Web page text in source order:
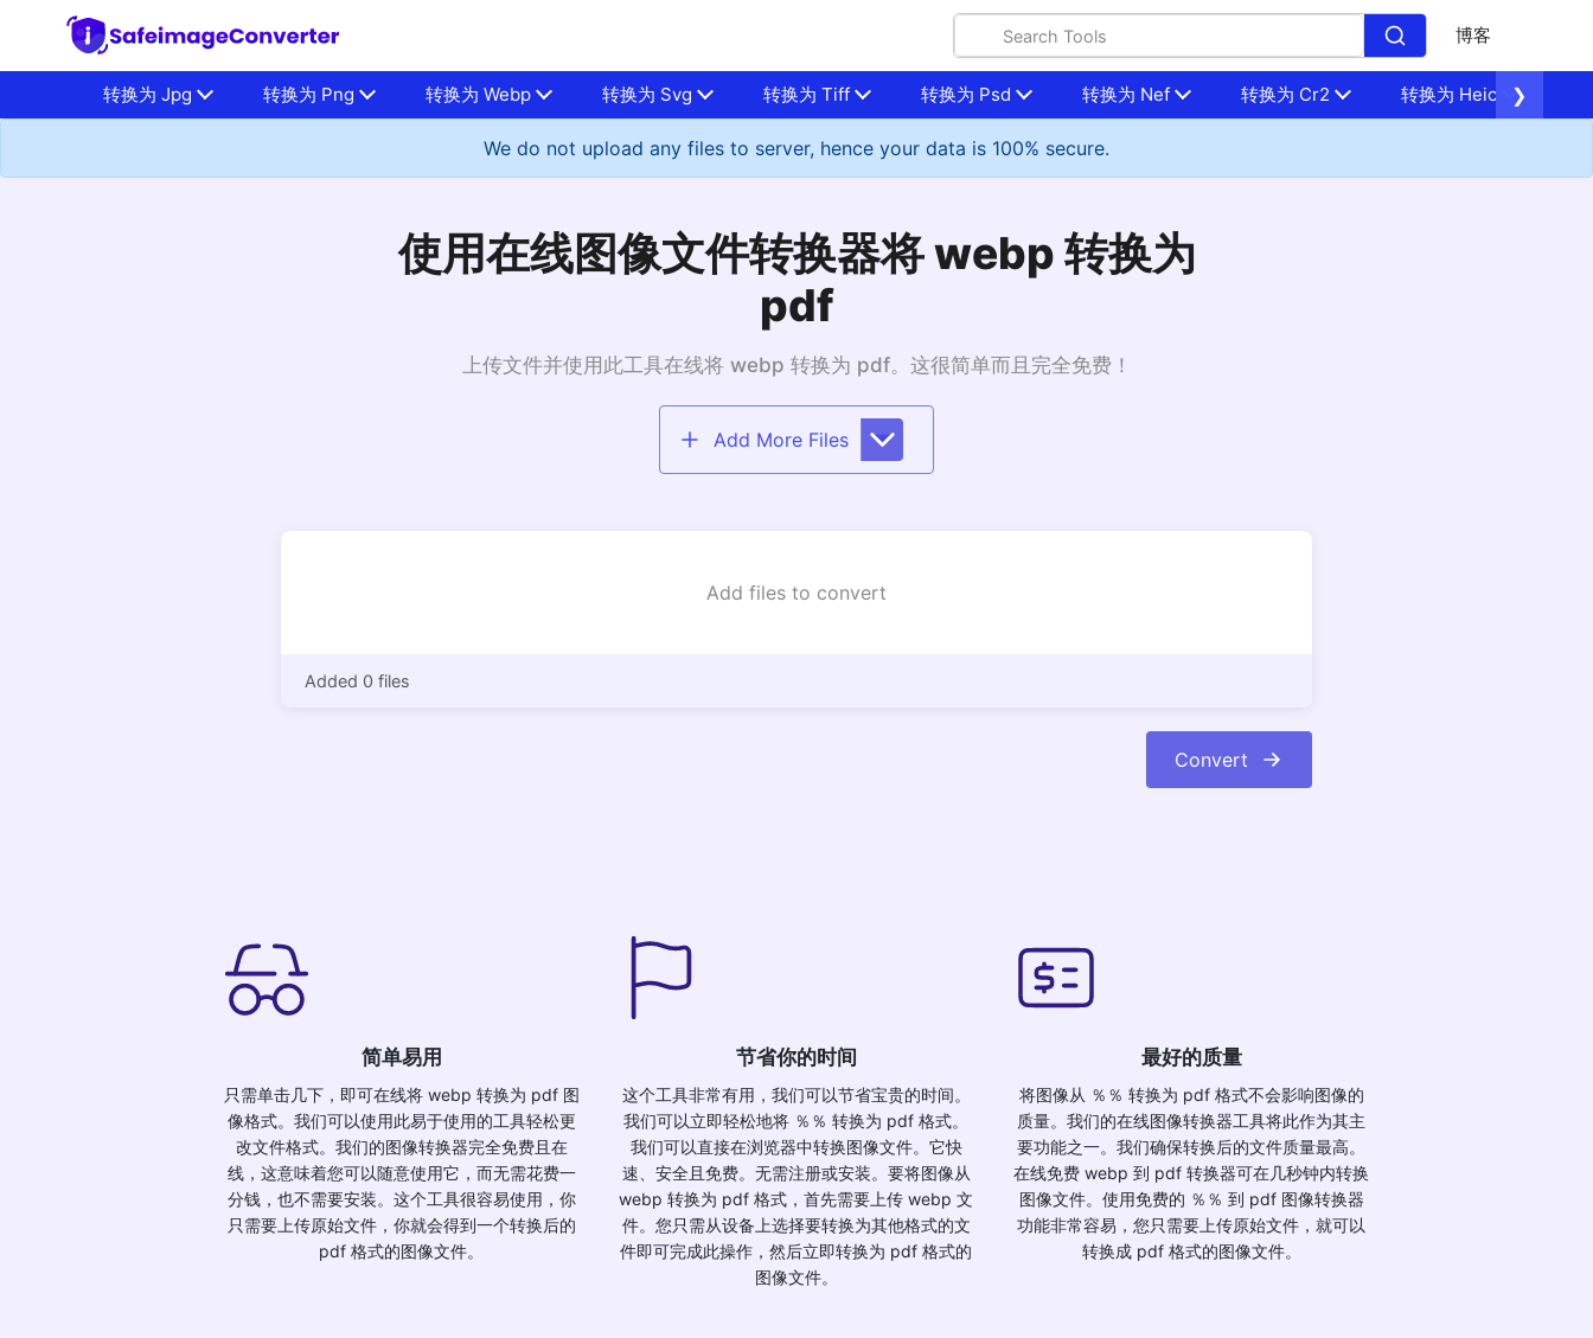
博客
转换为 Jpg 转换为 Png 转换为 Webp 转换为 Svg 转换为 Tiff 转换为 Psd 转换为 Nef 转换为 Cr2 转换为 Heic ❯
We do not upload any files to server, hence your data is 100% secure.
使用在线图像文件转换器将 webp 转换为
pdf
上传文件并使用此工具在线将 webp 转换为 pdf。这很简单而且完全免费！
Add More Files
Add files to convert
Added 0 files
Convert
简单易用
只需单击几下，即可在线将 webp 转换为 pdf 图
像格式。我们可以使用此易于使用的工具轻松更
改文件格式。我们的图像转换器完全免费且在
线，这意味着您可以随意使用它，而无需花费一
分钱，也不需要安装。这个工具很容易使用，你
只需要上传原始文件，你就会得到一个转换后的
pdf 格式的图像文件。
节省你的时间
这个工具非常有用，我们可以节省宝贵的时间。
我们可以立即轻松地将 ％％ 转换为 pdf 格式。
我们可以直接在浏览器中转换图像文件。它快
速、安全且免费。无需注册或安装。要将图像从
webp 转换为 pdf 格式，首先需要上传 webp 文
件。您只需从设备上选择要转换为其他格式的文
件即可完成此操作，然后立即转换为 pdf 格式的
图像文件。
最好的质量
将图像从 ％％ 转换为 pdf 格式不会影响图像的
质量。我们的在线图像转换器工具将此作为其主
要功能之一。我们确保转换后的文件质量最高。
在线免费 webp 到 pdf 转换器可在几秒钟内转换
图像文件。使用免费的 ％％ 到 pdf 图像转换器
功能非常容易，您只需要上传原始文件，就可以
转换成 pdf 格式的图像文件。